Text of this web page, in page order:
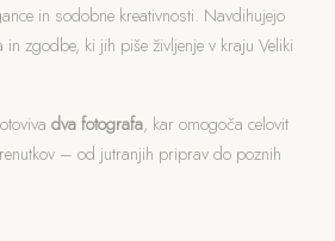
in sodobne kreativnosti. Navdihujejo
zgodbe, ki jih piše življenje v kraju Veliki
dva fotografa, kar omogoča celovit
– od jutranjih priprav do poznih